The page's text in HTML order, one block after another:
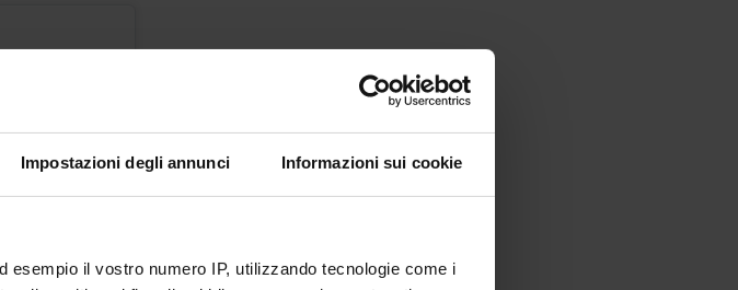
Impostazioni degli annunci Informazioni sui cookie
esempio il vostro numero IP, utilizzando tecnologie come i